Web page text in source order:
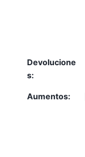
Devolucione
s:
Aumentos: